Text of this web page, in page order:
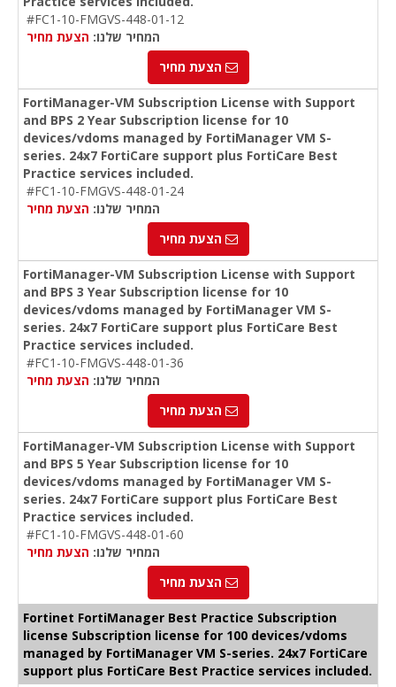
#FC1-10-FMGVS-448-01-12
המחיר שלנו: הצעת מחיר
הצעת מחיר
FortiManager-VM Subscription License with Support
and BPS 2 Year Subscription license for 10
devices/vdoms managed by FortiManager VM S-
series. 24x7 FortiCare support plus FortiCare Best
Practice services included.
#FC1-10-FMGVS-448-01-24
המחיר שלנו: הצעת מחיר
הצעת מחיר
FortiManager-VM Subscription License with Support
and BPS 3 Year Subscription license for 10
devices/vdoms managed by FortiManager VM S-
series. 24x7 FortiCare support plus FortiCare Best
Practice services included.
#FC1-10-FMGVS-448-01-36
המחיר שלנו: הצעת מחיר
הצעת מחיר
FortiManager-VM Subscription License with Support
and BPS 5 Year Subscription license for 10
devices/vdoms managed by FortiManager VM S-
series. 24x7 FortiCare support plus FortiCare Best
Practice services included.
#FC1-10-FMGVS-448-01-60
המחיר שלנו: הצעת מחיר
הצעת מחיר
Fortinet FortiManager Best Practice Subscription
license Subscription license for 100 devices/vdoms
managed by FortiManager VM S-series. 24x7 FortiCare
support plus FortiCare Best Practice services included.